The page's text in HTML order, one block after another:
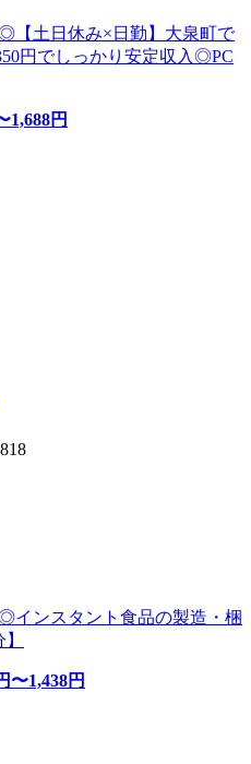
◎【土日休み×日勤】大泉町で
円でしっかり安定収入◎PC
1,688円
インスタント食品の製造・梱
〜1,438円